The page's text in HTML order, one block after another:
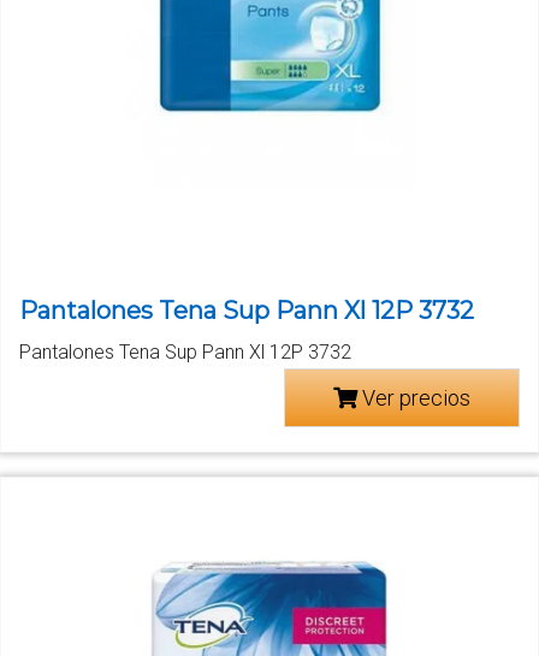
Pantalones Tena Sup Pann Xl 12P 3732
Pantalones Tena Sup Pann Xl 12P 3732
Ver precios